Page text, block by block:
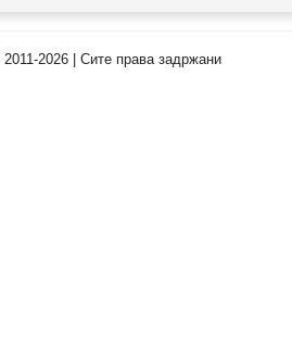
2011-2026 | Сите права задржани